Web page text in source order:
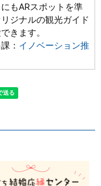
もARスポットを準
ジナルの観光ガイド
きます。
： イノベーション推